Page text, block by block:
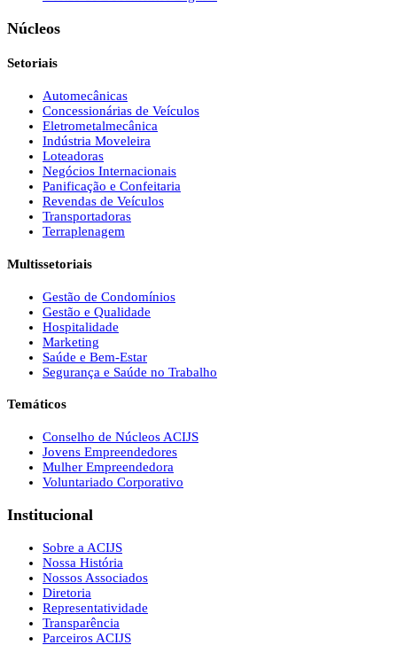
Núcleos
Setoriais
Automecânicas
Concessionárias de Veículos
Eletrometalmecânica
Indústria Moveleira
Loteadoras
Negócios Internacionais
Panificação e Confeitaria
Revendas de Veículos
Transportadoras
Terraplenagem
Multissetoriais
Gestão de Condomínios
Gestão e Qualidade
Hospitalidade
Marketing
Saúde e Bem-Estar
Segurança e Saúde no Trabalho
Temáticos
Conselho de Núcleos ACIJS
Jovens Empreendedores
Mulher Empreendedora
Voluntariado Corporativo
Institucional
Sobre a ACIJS
Nossa História
Nossos Associados
Diretoria
Representatividade
Transparência
Parceiros ACIJS